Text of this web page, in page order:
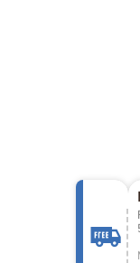
kế – trải nghiệm